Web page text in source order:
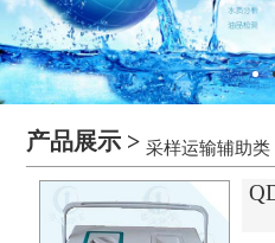
产品展示 > 采样运输辅助类